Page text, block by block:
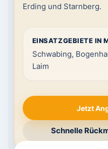
Erding und Starnberg.
EINSATZGEBIETE IN
Schwabing,
Laim
Jetzt
Schnelle